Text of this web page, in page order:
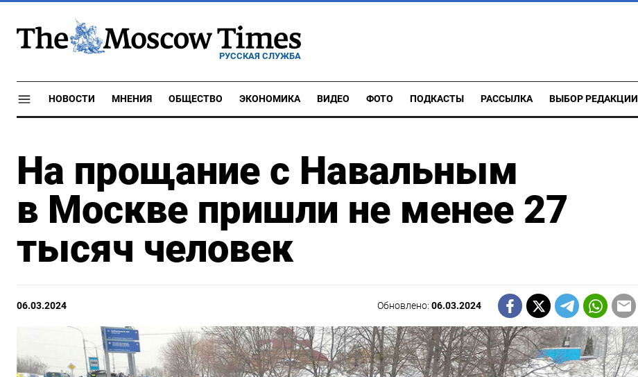
РУССКАЯ СЛУЖБА
НОВОСТИ МНЕНИЯ ОБЩЕСТВО ЭКОНОМИКА ВИДЕО ФОТО ПОДКАСТЫ РАССЫЛКА ВЫБОР РЕДАКЦИИ
На прощание с Навальным
в Москве пришли не менее 27
тысяч человек
06.03.2024 Обновлено:06.03.2024